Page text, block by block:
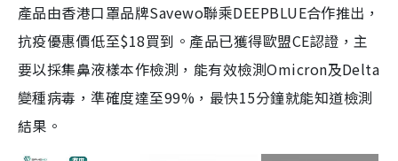
產品由香港口罩品牌Savewo聯乘DEEPBLUE合作推出，
抗疫優惠價低至$18買到。產品已獲得歐盟CE認證，主
要以採集鼻液樣本作檢測，能有效檢測Omicron及Delta
變種病毒，準確度達至99%，最快15分鐘就能知道檢測
結果。